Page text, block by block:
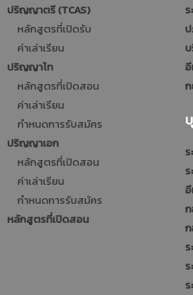
ปริญญาตรี (TCAS)
หลักสูตรที่เปิดรับ
ค่าเล่าเรียน
ปริญญาโท
หลักสูตรที่เปิดสอน
ค่าเล่าเรียน
กำหนดการรับสมัคร
ปริญญาเอก
หลักสูตรที่เปิดสอน
ค่าเล่าเรียน
กำหนดการรับสมัคร
หลักสูตรที่เปิดสอน